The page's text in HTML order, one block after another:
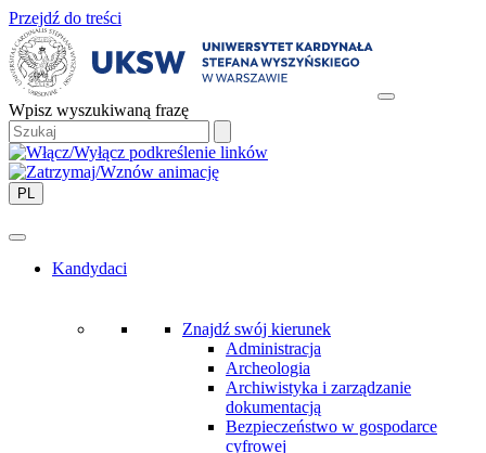
Przejdź do treści
Wpisz wyszukiwaną frazę
PL
Kandydaci
Znajdź swój kierunek
Administracja
Archeologia
Archiwistyka i zarządzanie
dokumentacją
Bezpieczeństwo w gospodarce
cyfrowej